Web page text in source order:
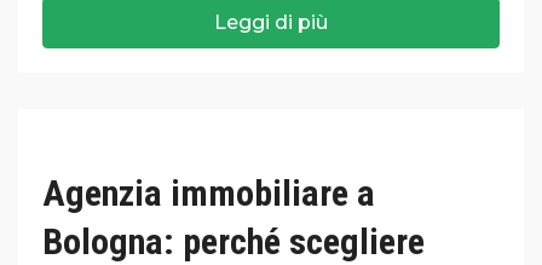
Leggi di più
Agenzia immobiliare a
Bologna: perché scegliere